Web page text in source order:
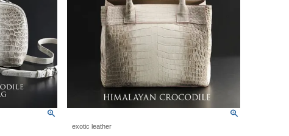
exotic leather